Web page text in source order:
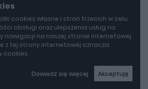
cookies własne i stron trzecich w celu
obsługi oraz ulepszenia usług na
nawigacji na naszej stronie internetowej.
z tej strony internetowej oznacza
cookies.
Dowiedz się więcej Akceptuję